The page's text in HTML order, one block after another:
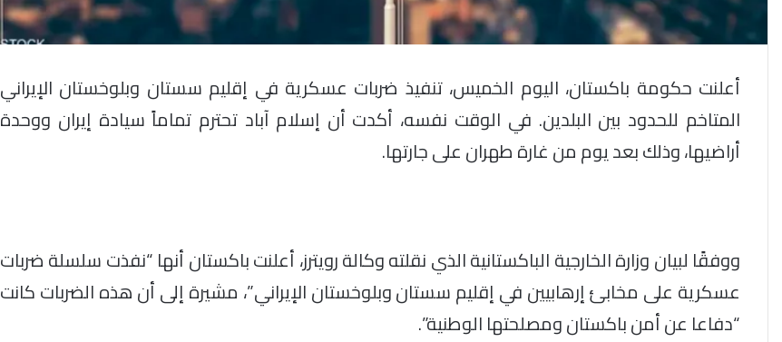
أعلنت حكومة باكستان، اليوم الخميس، تنفيذ ضربات عسكرية في إقليم سستان وبلوخستان الإيراني
المتاخم للحدود بين البلدين. في الوقت نفسه، أكدت أن إسلام آباد تحترم تماماً سيادة إيران ووحدة
أراضيها، وذلك بعد يوم من غارة طهران على جارتها.
ووفقًا لبيان وزارة الخارجية الباكستانية الذي نقلته وكالة رويترز، أعلنت باكستان أنها “نفذت سلسلة ضربات
عسكرية على مخابئ إرهابيين في إقليم سستان وبلوخستان الإيراني”، مشيرة إلى أن هذه الضربات كانت
“دفاعا عن أمن باكستان ومصلحتها الوطنية”.